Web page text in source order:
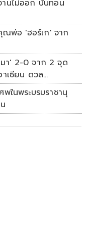
นไม่ออก บั่นทอน
ณพ่อ 'ฮอร์เก' จาก
มา' 2-0 จาก 2 จุด
เซียน ดวล
ในพระบรมราชานุ